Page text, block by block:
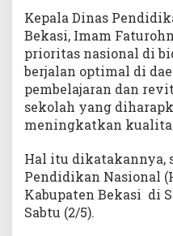
Kepala Dinas
Bekasi, Imam
prioritas nasional di
berjalan optimal di
pembelajaran dan
sekolah yang
meningkatkan
Hal itu dikatakannya,
Pendidikan Nasional
Kabupaten Bekasi di
Sabtu (2/5).